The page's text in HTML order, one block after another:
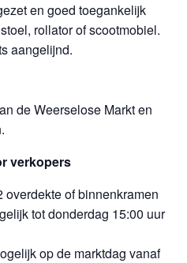
en goed toegankelijk
rollator of scootmobiel.
aangelijnd.
de Weerselose Markt en
verkopers
overdekte of binnenkramen
tot donderdag 15:00 uur
op de marktdag vanaf